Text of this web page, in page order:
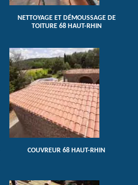
NETTOYAGE ET DÉMOUSSAGE DE
TOITURE 68 HAUT-RHIN
COUVREUR 68 HAUT-RHIN